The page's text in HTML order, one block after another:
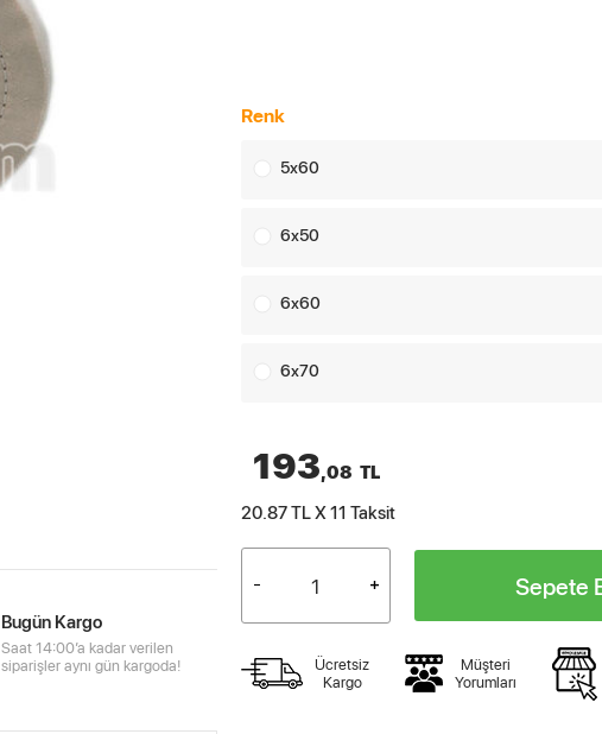
Bugün Kargo
Saat 14:00’a kadar verilen
siparişler aynı gün kargoda!
Renk
5x60
6x50
6x60
6x70
193,08 TL
20.87 TL X 11 Taksit
Sepete
Ücretsiz
Kargo
Müşteri
Yorumları